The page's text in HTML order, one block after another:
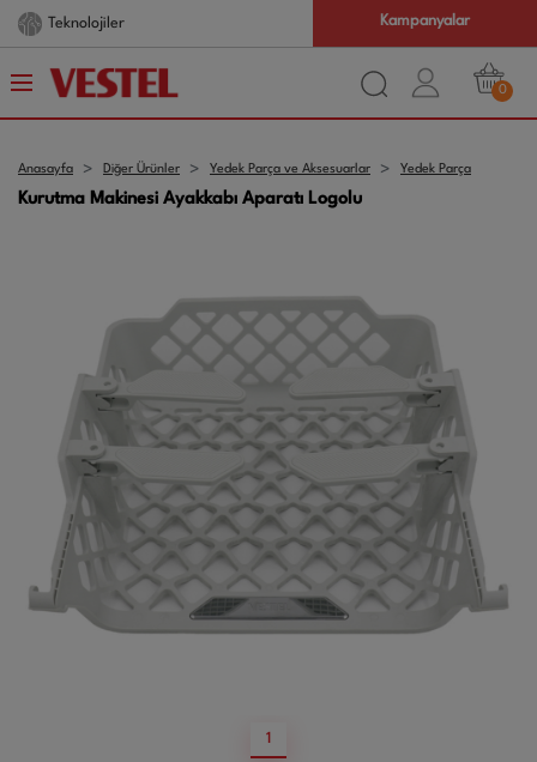
Teknolojiler Kampanyalar
0
Anasayfa Diğer Ürünler Yedek Parça ve Aksesuarlar Yedek Parça
Kurutma Makinesi Ayakkabı Aparatı Logolu
1